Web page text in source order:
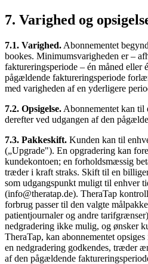
7. Varighed og
7.1. Varighed. Abonnementet
bookes. Minimumsvarigheden er –
faktureringsperiode – én måned eller
pågældende faktureringsperiode
med varigheden af en yderligere
7.2. Opsigelse. Abonnementet kan til
derefter ved udgangen af den
7.3. Pakkeskift. Kunden kan til
(„Upgrade"). En opgradering kan
kundekontoen; en forholdsmæssig
træder i kraft straks. Skift til en
som udgangspunkt muligt til enhver
(info@theratap.de). TheraTap
forbrug passer til den valgte
patientjournaler og andre
nedgradering ikke mulig, og ønsker
TheraTap, kan abonnementet
en nedgradering godkendes, træder
af den pågældende